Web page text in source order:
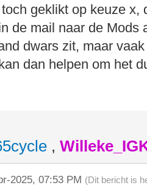
geklikt op keuze x,
de mail naar de Mods
dwars zit, maar
dan helpen om het
,
2025, 07:53 PM (Dit bericht is